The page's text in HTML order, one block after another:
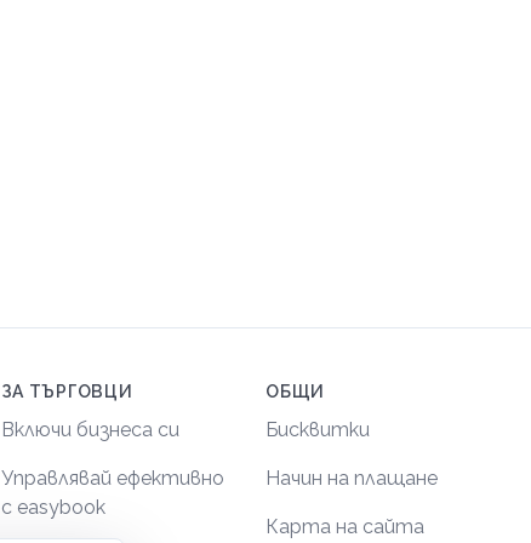
ЗА ТЪРГОВЦИ
Включи бизнеса си
Управлявай ефективно
с easybook
ОБЩИ
Бисквитки
Начин на плащане
Карта на сайта